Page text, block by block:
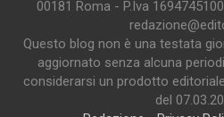
00181 Roma - P.Iva
Questo blog non è una testata
aggiornato senza alcuna
considerarsi un prodotto
del